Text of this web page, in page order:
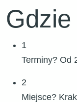
1
Terminy? Od
2
Miejsce?